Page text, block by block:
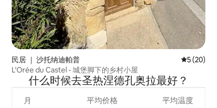
民居 ｜ 沙托纳迪帕普 平均评分
5 (20)
L'Orée du Castel - 城堡脚下的乡村小屋
什么时候去圣热涅德孔奥拉最好？
月 平均价格 平均温度